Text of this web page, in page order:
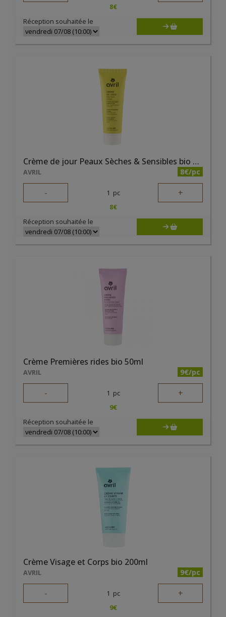
8€
Réception souhaitée le
Crème de jour Peaux Sèches & Sensibles bio 50ml
AVRIL 8€/pc
- 1 pc +
8€
Réception souhaitée le
Crème Premières rides bio 50ml
AVRIL 9€/pc
- 1 pc +
9€
Réception souhaitée le
Crème Visage et Corps bio 200ml
AVRIL 9€/pc
- 1 pc +
9€